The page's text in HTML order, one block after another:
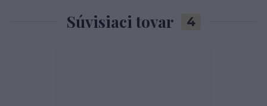
Súvisiaci tovar 4